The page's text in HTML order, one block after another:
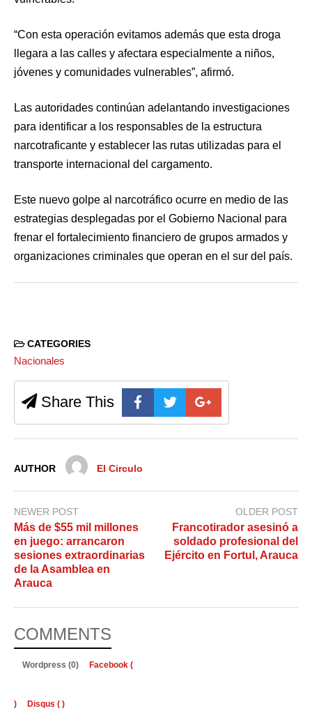
“Con esta operación evitamos además que esta droga
llegara a las calles y afectara especialmente a niños,
jóvenes y comunidades vulnerables”, afirmó.
Las autoridades continúan adelantando investigaciones
para identificar a los responsables de la estructura
narcotraficante y establecer las rutas utilizadas para el
transporte internacional del cargamento.
Este nuevo golpe al narcotráfico ocurre en medio de las
estrategias desplegadas por el Gobierno Nacional para
frenar el fortalecimiento financiero de grupos armados y
organizaciones criminales que operan en el sur del país.
CATEGORIES
Nacionales
Share This
AUTHOR El Circulo
NEWER POST
Más de $55 mil millones
en juego: arrancaron
sesiones extraordinarias
de la Asamblea en
Arauca
OLDER POST
Francotirador asesinó a
soldado profesional del
Ejército en Fortul, Arauca
COMMENTS
Wordpress (0) Facebook (
) Disqus ( )